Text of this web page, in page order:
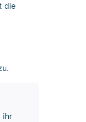
die
ihr